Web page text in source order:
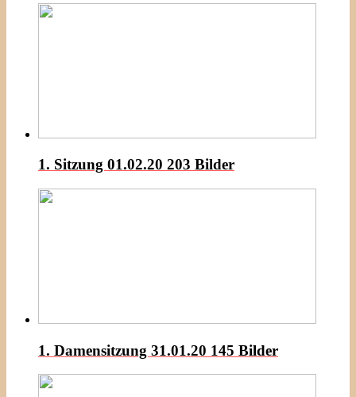
1. Sitzung 01.02.20 203 Bilder
1. Damensitzung 31.01.20 145 Bilder